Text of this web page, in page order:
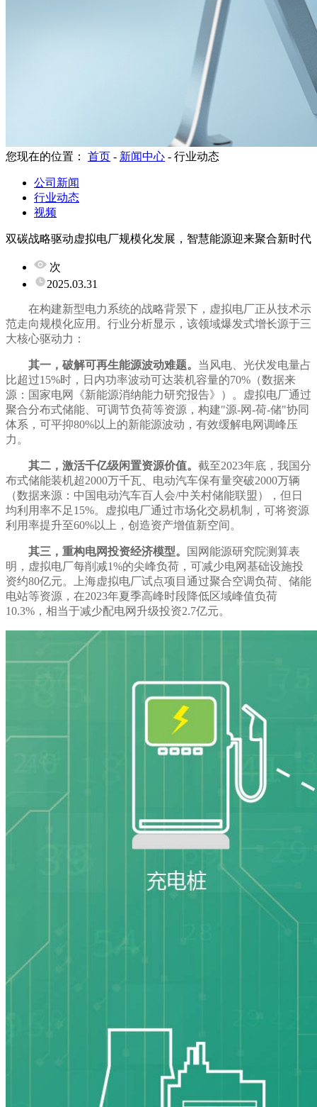
您现在的位置： 首页 - 新闻中心 - 行业动态
公司新闻
行业动态
视频
双碳战略驱动虚拟电厂规模化发展，智慧能源迎来聚合新时代
次
2025.03.31
在构建新型电力系统的战略背景下，虚拟电厂正从技术示
范走向规模化应用。行业分析显示，该领域爆发式增长源于三
大核心驱动力：
其一，破解可再生能源波动难题。 当风电、光伏发电量占
比超过15%时，日内功率波动可达装机容量的70%（数据来
源：国家电网《新能源消纳能力研究报告》）。虚拟电厂通过
聚合分布式储能、可调节负荷等资源，构建"源-网-荷-储"协同
体系，可平抑80%以上的新能源波动，有效缓解电网调峰压
力。
其二，激活千亿级闲置资源价值。 截至2023年底，我国分
布式储能装机超2000万千瓦、电动汽车保有量突破2000万辆
（数据来源：中国电动汽车百人会/中关村储能联盟），但日
均利用率不足15%。虚拟电厂通过市场化交易机制，可将资源
利用率提升至60%以上，创造资产增值新空间。
其三，重构电网投资经济模型。
国网能源研究院测算表
明，虚拟电厂每削减1%的尖峰负荷，可减少电网基础设施投
资约80亿元。上海虚拟电厂试点项目通过聚合空调负荷、储能
电站等资源，在2023年夏季高峰时段降低区域峰值负荷
10.3%，相当于减少配电网升级投资2.7亿元。